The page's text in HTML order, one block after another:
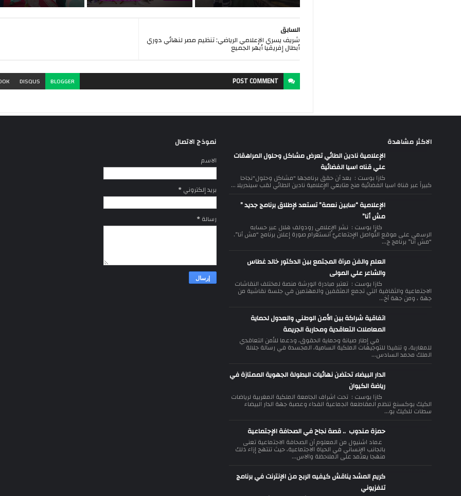
السابق
شريف يسري الإعلامي الرياضي: تنظيم مصر لنهائي دوري
أبطال إفريقيا أبهر الجميع
POSTCOMMENT
BLOGGER
DISQUS
الاكثر مشاهدة
الإعلامية نادين الطائي تعرض مشاكل وحلول المراهقات
علي قناه اسيا الفضائية
كازا بوست : بعد أن حقق برنامجها "مشاكل وحلول"نجاحا
كبيراً عبر قناة اسيا الفضائية منح متابعي الإعلامية نادين الطائي لقب سيندريلا ...
الإعلامية “سابين نعمة” تستعد لإطلاق برنامج جديد ”
مش أنا”
كازا بوست : نشر الإعلامي رودولف هلال عبر حسابه
الرسمي على موقع التّواصل الإجتماعيّ أنستغرام صورة إعلان برنامج “مش أنا”.
“مش أنا” برنامج ج...
العلم والفن مرآة المجتمع بين الدكتور خالد غطاس
والشاعر علي المولى
كازا بوست : تعتبر مبادرة الورشة منصة لمختلف النقاشات
الاجتماعية والثقافية التي تجمع المثقفين والمهتمين في جلسة نقاشية من
جهة ، ومن جهة أخ...
اتفاقية شراكة بين الأمن الوطني والعدول لحماية
المعاملات التعاقدية ومحاربة الجريمة
في إطار صيانة وحماية الحقوق، ودعما للأمن التعاقدي
للمغاربة، و تنفيذا للتوجيهات الملكية السامية، المجسدة في رسالة جلالة
الملك محمد السادس...
الدار البيضاء تحتضن نهائيات البطولة الجهوية الممتازة في
رياضة الكيوان
كازا بوست : تحت اشراف الجامعة الملكية المغربية لرياضات
الكيك بوكسنغ تنظم المقاطعة الجماعية الفداء وعصبة جهة الدار البيضاء
سطات للكيك بو...
حمزة مندوب .. قصة نجاح في الصحافة الإجتماعية
عماد اشنيول من المعلوم أن الصحافة الاجتماعية تعنى
بالجانب الإنساني في الحياة الاجتماعية، حيث تنتهج إزاء ذلك
منهجا يعتمد على الملاحظة والاس...
كريم المشد يناقش كيفيه الربح من الإنترنت في برنامج
تلفزيوني
نموذج الاتصال
الاسم
بريد إلكتروني*
رسالة*